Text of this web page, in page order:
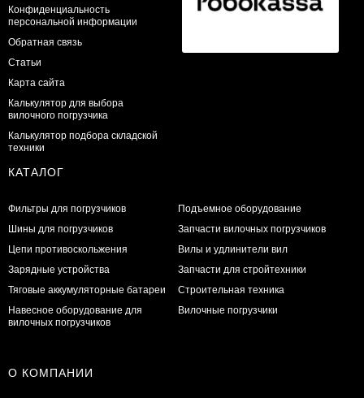
Конфиденциальность
персональной информации
Обратная связь
Статьи
Карта сайта
Калькулятор для выбора
вилочного погрузчика
Калькулятор подбора складской
техники
КАТАЛОГ
Фильтры для погрузчиков
Шины для погрузчиков
Цепи противоскольжения
Зарядные устройства
Тяговые аккумуляторные батареи
Навесное оборудование для
вилочных погрузчиков
Подъемное оборудование
Запчасти вилочных погрузчиков
Вилы и удлинители вил
Запчасти для стройтехники
Строительная техника
Вилочные погрузчики
О КОМПАНИИ